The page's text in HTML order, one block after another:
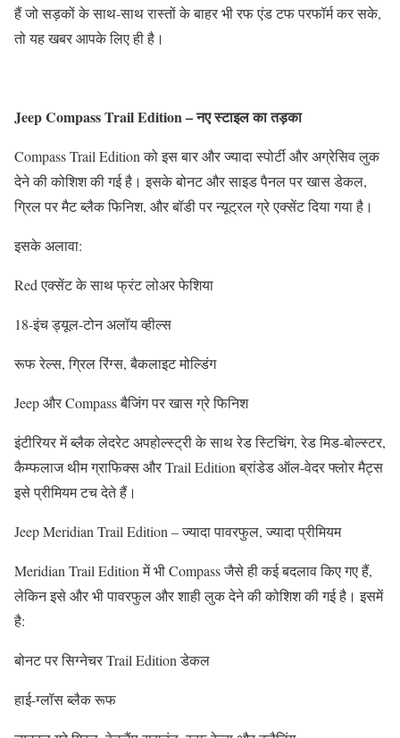
हैं जो सड़कों के साथ-साथ रास्तों के बाहर भी रफ एंड टफ परफॉर्म कर सके,
तो यह खबर आपके लिए ही है।
Jeep Compass Trail Edition – नए स्टाइल का तड़का
Compass Trail Edition को इस बार और ज्यादा स्पोर्टी और अग्रेसिव लुक
देने की कोशिश की गई है। इसके बोनट और साइड पैनल पर खास डेकल,
ग्रिल पर मैट ब्लैक फिनिश, और बॉडी पर न्यूट्रल ग्रे एक्सेंट दिया गया है।
इसके अलावा:
Red एक्सेंट के साथ फ्रंट लोअर फेशिया
18-इंच ड्यूल-टोन अलॉय व्हील्स
रूफ रेल्स, ग्रिल रिंग्स, बैकलाइट मोल्डिंग
Jeep और Compass बैजिंग पर खास ग्रे फिनिश
इंटीरियर में ब्लैक लेदरेट अपहोल्स्ट्री के साथ रेड स्टिचिंग, रेड मिड-बोल्स्टर,
कैम्फलाज थीम ग्राफिक्स और Trail Edition ब्रांडेड ऑल-वेदर फ्लोर मैट्स
इसे प्रीमियम टच देते हैं।
Jeep Meridian Trail Edition – ज्यादा पावरफुल, ज्यादा प्रीमियम
Meridian Trail Edition में भी Compass जैसे ही कई बदलाव किए गए हैं,
लेकिन इसे और भी पावरफुल और शाही लुक देने की कोशिश की गई है। इसमें
है:
बोनट पर सिग्नेचर Trail Edition डेकल
हाई-ग्लॉस ब्लैक रूफ